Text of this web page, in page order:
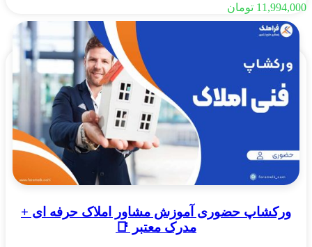
11,994,000 تومان
ورکشاپ حضوری آموزش مشاور املاک حرفه ای +
مدرک معتبر 📑